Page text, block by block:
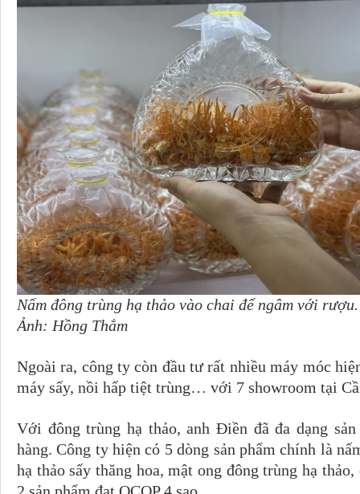
Nấm đông trùng hạ thảo vào chai để ngâm với rượu.
Ảnh: Hồng Thắm
Ngoài ra, công ty còn đầu tư rất nhiều máy móc
máy sấy, nồi hấp tiệt trùng… với 7 showroom tại
Với đông trùng hạ thảo, anh Điền đã đa dạng
hàng. Công ty hiện có 5 dòng sản phẩm chính là
hạ thảo sấy thăng hoa, mật ong đông trùng hạ